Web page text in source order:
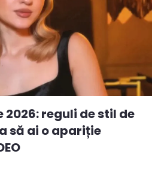
reguli de stil de
să ai o apariție